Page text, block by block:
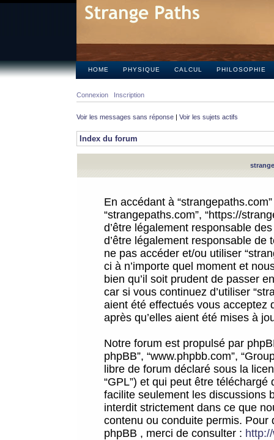
HOME PHYSIQUE CALCUL PHILOSOPHIE
Connexion Inscription
Voir les messages sans réponse | Voir les sujets actifs
Index du forum
En accédant à
“strangepaths.com”, “https://
d’être légalement responsable
d’être légalement responsable
ne pas accéder et/ou utiliser
ci à n’importe quel moment et
bien qu’il soit prudent de passer
car si vous continuez d’utiliser
aient été effectués vous acceptez
après qu’elles aient été mises à
Notre forum est propulsé par
phpBB”, “www.phpbb.com”,
libre de forum déclaré sous la
“GPL”) et qui peut être téléchargé
facilite seulement les discussions
interdit strictement dans ce que
contenu ou conduite permis.
phpBB , merci de consulter :